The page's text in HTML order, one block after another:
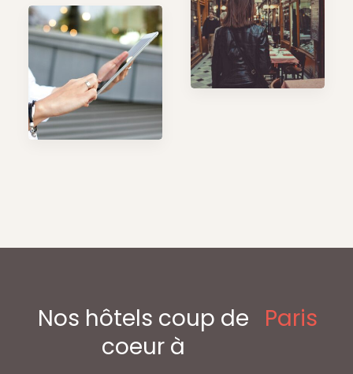
Nos hôtels coup de
coeur à
Paris